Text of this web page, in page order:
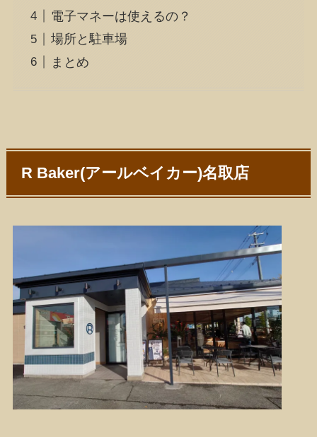
電子マネーは使えるの？
場所と駐車場
まとめ
R Baker(アールベイカー)名取店